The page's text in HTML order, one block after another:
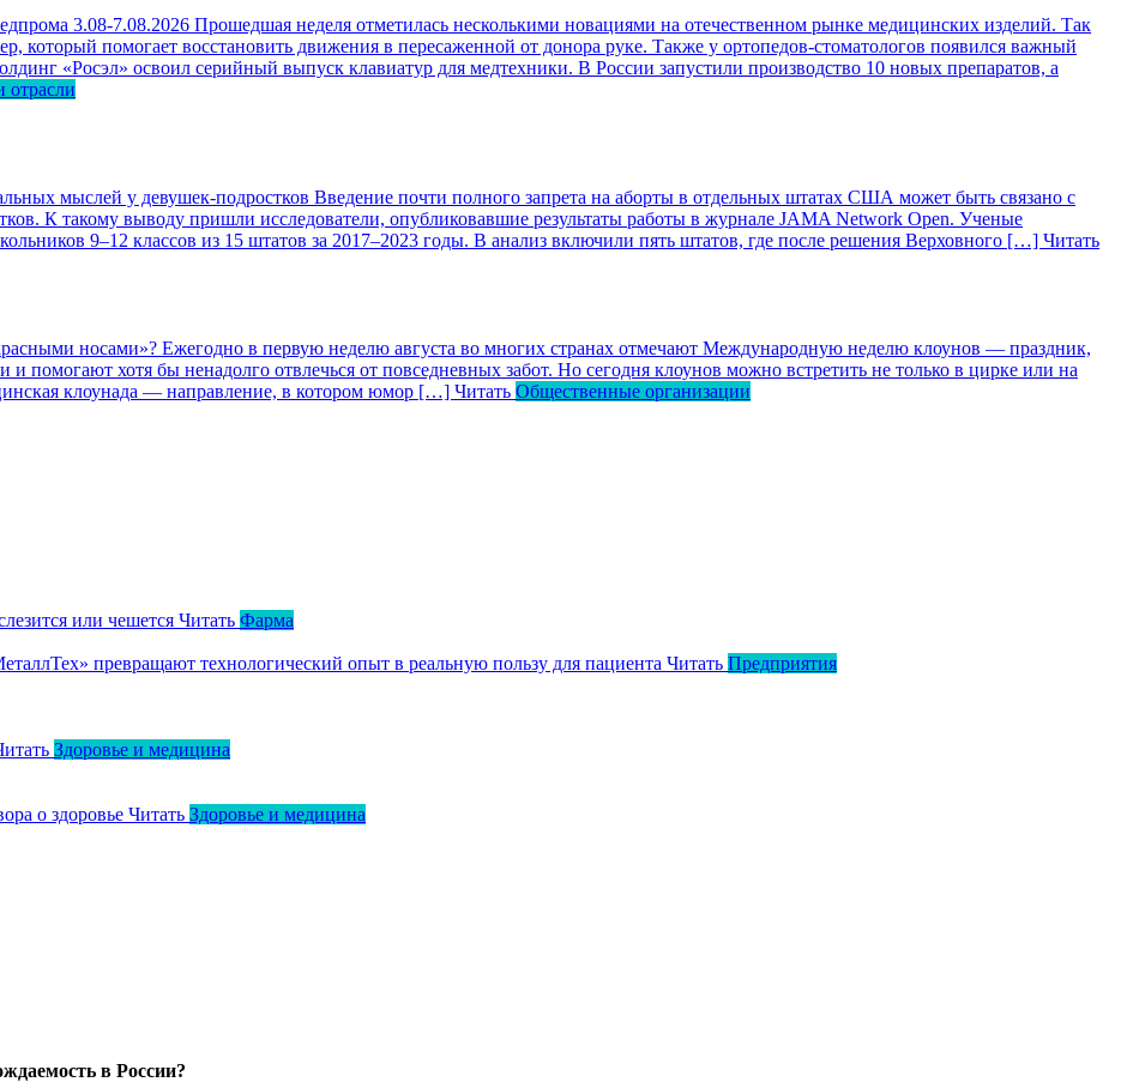
3.08-7.08.2026 Прошедшая неделя отметилась несколькими новациями на отечественном рынке медицинских изделий. Так
который помогает восстановить движения в пересаженной от донора руке. Также у ортопедов-стоматологов появился важный
«Росэл» освоил серийный выпуск клавиатур для медтехники. В России запустили производство 10 новых препаратов, а
отрасли
мыслей у девушек-подростков Введение почти полного запрета на аборты в отдельных штатах США может быть связано с
К такому выводу пришли исследователи, опубликовавшие результаты работы в журнале JAMA Network Open. Ученые
9–12 классов из 15 штатов за 2017–2023 годы. В анализ включили пять штатов, где после решения Верховного […] Читать
носами»? Ежегодно в первую неделю августа во многих странах отмечают Международную неделю клоунов — праздник,
помогают хотя бы ненадолго отвлечься от повседневных забот. Но сегодня клоунов можно встретить не только в цирке или на
клоунада — направление, в котором юмор […] Читать Общественные организации
или чешется Читать Фарма
превращают технологический опыт в реальную пользу для пациента Читать Предприятия
Здоровье и медицина
о здоровье Читать Здоровье и медицина
в России?